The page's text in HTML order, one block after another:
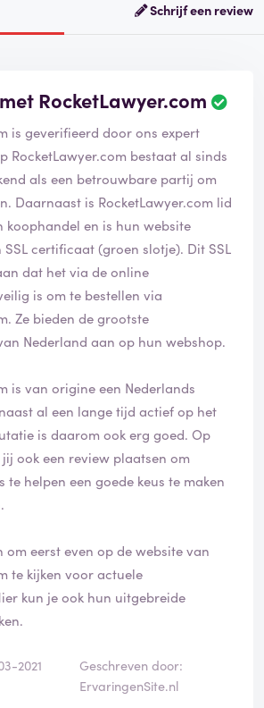
Schrijf een review
RocketLawyer.com
is geverifieerd door ons expert
RocketLawyer.com bestaat al sinds
als een betrouwbare partij om
Daarnaast is RocketLawyer.com lid
koophandel en is hun website
certificaat (groen slotje). Dit SSL
dat het via de online
is om te bestellen via
Ze bieden de grootste
Nederland aan op hun webshop.
is van origine een Nederlands
al een lange tijd actief op het
is daarom ook erg goed. Op
ook een review plaatsen om
te helpen een goede keus te maken
eerst even op de website van
te kijken voor actuele
kun je ook hun uitgebreide
2021
Geschreven door:
ErvaringenSite.nl